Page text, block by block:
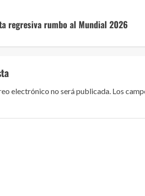
regresiva rumbo al Mundial 2026
electrónico no será publicada. Los